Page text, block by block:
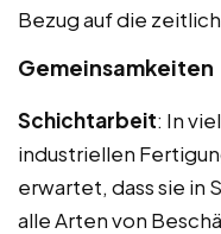
Bezug auf die
Gemeinsamkeiten
Schichtarbeit: In
industriellen
erwartet, dass sie in
alle Arten von